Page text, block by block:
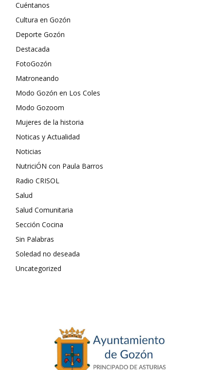
Cuéntanos
Cultura en Gozón
Deporte Gozón
Destacada
FotoGozón
Matroneando
Modo Gozón en Los Coles
Modo Gozoom
Mujeres de la historia
Noticas y Actualidad
Noticias
NutriciÓN con Paula Barros
Radio CRISOL
Salud
Salud Comunitaria
Sección Cocina
Sin Palabras
Soledad no deseada
Uncategorized